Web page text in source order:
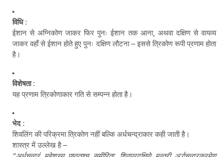
विधि:
ईशान से अग्निकोण जाकर फिर पुनः ईशान तक आना, अथवा दक्षिण से वायव्य
जाकर वहाँ से ईशान होते हुए पुनः दक्षिण लौटना – इससे त्रिकोण रूपी प्रणाम होता
है।
विशेषता:
यह प्रणाम त्रिकोणाकार गति से सम्पन्न होता है।
भेद:
शिवलिंग की परिक्रमा त्रिकोण नहीं बल्कि अर्धचन्द्राकार कही जाती है।
शास्त्र में उल्लेख है –